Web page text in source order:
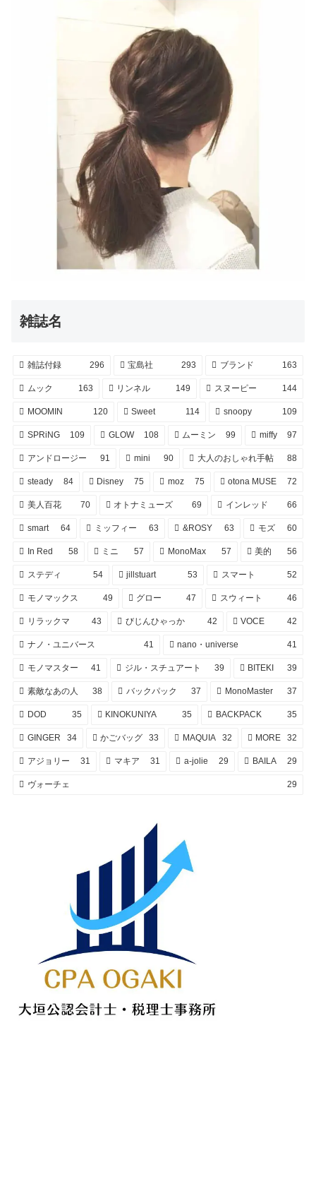
雑誌名
雑誌付録 296 宝島社 293 ブランド 163
ムック 163 リンネル 149 スヌーピー 144
MOOMIN 120 Sweet 114 snoopy 109
SPRiNG 109 GLOW 108 ムーミン 99 miffy 97
アンドロージー 91 mini 90 大人のおしゃれ手帖 88
steady 84 Disney 75 moz 75 otona MUSE 72
美人百花 70 オトナミューズ 69 インレッド 66
smart 64 ミッフィー 63 &ROSY 63 モズ 60
In Red 58 ミニ 57 MonoMax 57 美的 56
ステディ 54 jillstuart 53 スマート 52
モノマックス 49 グロー 47 スウィート 46
リラックマ 43 びじんひゃっか 42 VOCE 42
ナノ・ユニバース 41 nano・universe 41
モノマスター 41 ジル・スチュアート 39 BITEKI 39
素敵なあの人 38 バックパック 37 MonoMaster 37
DOD 35 KINOKUNIYA 35 BACKPACK 35
GINGER 34 かごバッグ 33 MAQUIA 32 MORE 32
アジョリー 31 マキア 31 a-jolie 29 BAILA 29
ヴォーチェ 29